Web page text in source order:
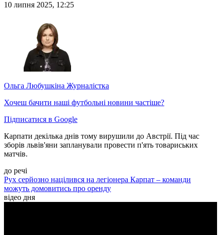
10 липня 2025, 12:25
Ольга Любушкіна Журналістка
Хочеш бачити наші футбольні новини частіше?
Підписатися в Google
Карпати декілька днів тому вирушили до Австрії. Під час
зборів львів'яни запланували провести п'ять товариських
матчів.
до речі
Рух серйозно націлився на легіонера Карпат – команди
можуть домовитись про оренду
відео дня